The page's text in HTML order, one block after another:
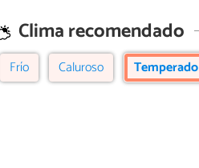
Clima recomendado
Frío Caluroso Temperado